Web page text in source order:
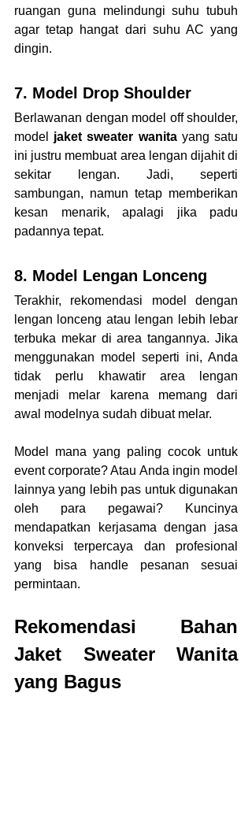
ruangan guna melindungi suhu tubuh
agar tetap hangat dari suhu AC yang
dingin.
7. Model Drop Shoulder
Berlawanan dengan model off shoulder,
model jaket sweater wanita yang satu
ini justru membuat area lengan dijahit di
sekitar lengan. Jadi, seperti
sambungan, namun tetap memberikan
kesan menarik, apalagi jika padu
padannya tepat.
8. Model Lengan Lonceng
Terakhir, rekomendasi model dengan
lengan lonceng atau lengan lebih lebar
terbuka mekar di area tangannya. Jika
menggunakan model seperti ini, Anda
tidak perlu khawatir area lengan
menjadi melar karena memang dari
awal modelnya sudah dibuat melar.
Model mana yang paling cocok untuk
event corporate? Atau Anda ingin model
lainnya yang lebih pas untuk digunakan
oleh para pegawai? Kuncinya
mendapatkan kerjasama dengan jasa
konveksi terpercaya dan profesional
yang bisa handle pesanan sesuai
permintaan.
Rekomendasi Bahan
Jaket Sweater Wanita
yang Bagus